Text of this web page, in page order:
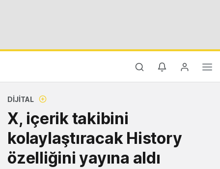
DIJITAL
X, içerik takibini
kolaylaştıracak History
özelliğini yayına aldı